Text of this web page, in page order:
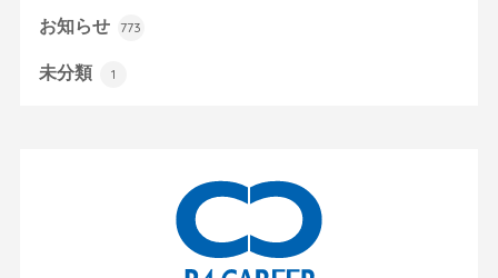
お知らせ 773
未分類 1